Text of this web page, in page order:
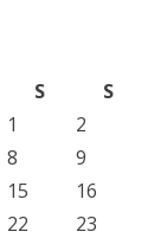
S
S
1
2
8
9
15
16
22
23